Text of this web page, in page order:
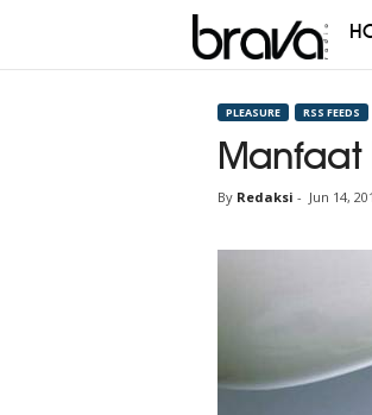
PLEASURE RSS FEEDS
Manfaat
By Redaksi - Jun 14,